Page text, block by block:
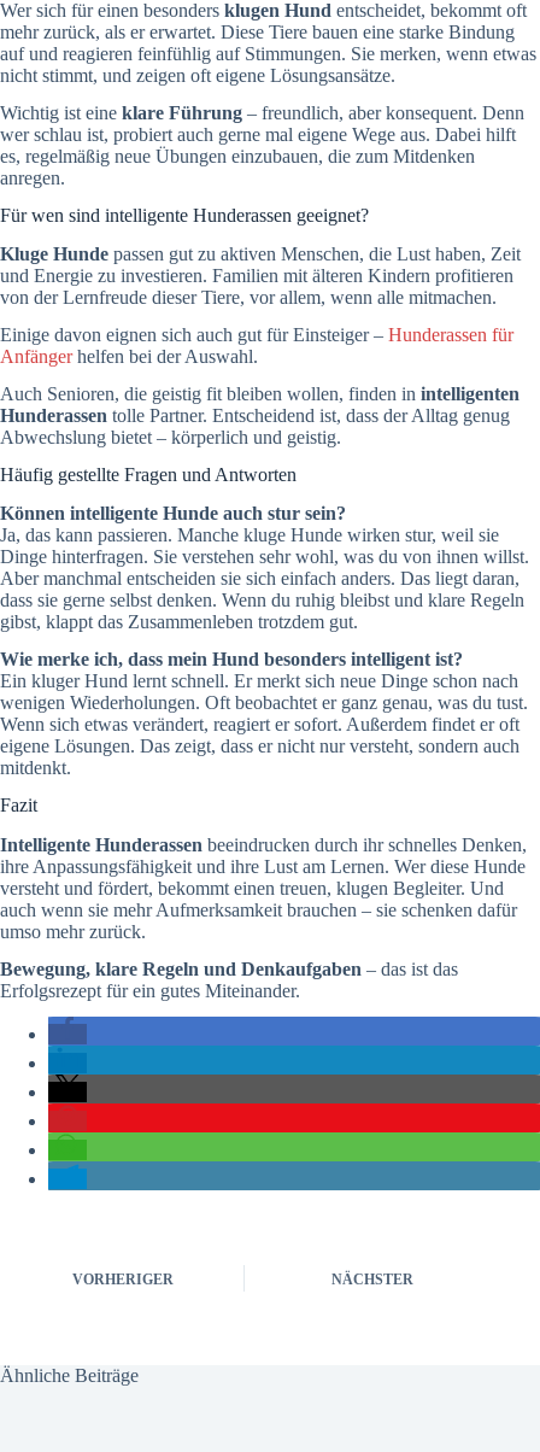
Wer sich für einen besonders klugen Hund entscheidet, bekommt oft
mehr zurück, als er erwartet. Diese Tiere bauen eine starke Bindung
auf und reagieren feinfühlig auf Stimmungen. Sie merken, wenn etwas
nicht stimmt, und zeigen oft eigene Lösungsansätze.
Wichtig ist eine klare Führung – freundlich, aber konsequent. Denn
wer schlau ist, probiert auch gerne mal eigene Wege aus. Dabei hilft
es, regelmäßig neue Übungen einzubauen, die zum Mitdenken
anregen.
Für wen sind intelligente Hunderassen geeignet?
Kluge Hunde passen gut zu aktiven Menschen, die Lust haben, Zeit
und Energie zu investieren. Familien mit älteren Kindern profitieren
von der Lernfreude dieser Tiere, vor allem, wenn alle mitmachen.
Einige davon eignen sich auch gut für Einsteiger – Hunderassen für
Anfängerhelfen bei der Auswahl.
Auch Senioren, die geistig fit bleiben wollen, finden in intelligenten
Hunderassen tolle Partner. Entscheidend ist, dass der Alltag genug
Abwechslung bietet – körperlich und geistig.
Häufig gestellte Fragen und Antworten
Können intelligente Hunde auch stur sein?
Ja, das kann passieren. Manche kluge Hunde wirken stur, weil sie
Dinge hinterfragen. Sie verstehen sehr wohl, was du von ihnen willst.
Aber manchmal entscheiden sie sich einfach anders. Das liegt daran,
dass sie gerne selbst denken. Wenn du ruhig bleibst und klare Regeln
gibst, klappt das Zusammenleben trotzdem gut.
Wie merke ich, dass mein Hund besonders intelligent ist?
Ein kluger Hund lernt schnell. Er merkt sich neue Dinge schon nach
wenigen Wiederholungen. Oft beobachtet er ganz genau, was du tust.
Wenn sich etwas verändert, reagiert er sofort. Außerdem findet er oft
eigene Lösungen. Das zeigt, dass er nicht nur versteht, sondern auch
mitdenkt.
Fazit
Intelligente Hunderassen beeindrucken durch ihr schnelles Denken,
ihre Anpassungsfähigkeit und ihre Lust am Lernen. Wer diese Hunde
versteht und fördert, bekommt einen treuen, klugen Begleiter. Und
auch wenn sie mehr Aufmerksamkeit brauchen – sie schenken dafür
umso mehr zurück.
Bewegung, klare Regeln und Denkaufgaben – das ist das
Erfolgsrezept für ein gutes Miteinander.
VORHERIGER NÄCHSTER
Ähnliche Beiträge